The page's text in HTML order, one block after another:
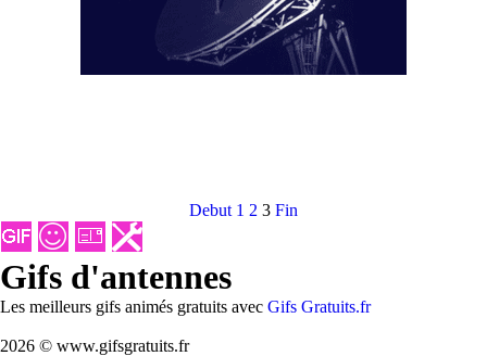
Debut 1 2 3 Fin
Gifs d'antennes
Les meilleurs gifs animés gratuits avec Gifs Gratuits.fr
2026 © www.gifsgratuits.fr